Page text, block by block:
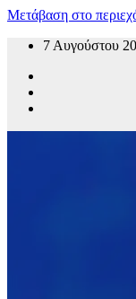
Μετάβαση στο
7 Αυγούστου